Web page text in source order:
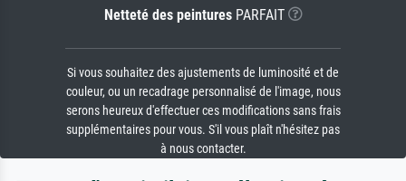
Netteté des peinturesPARFAIT
Si vous souhaitez des ajustements de luminosité et de
couleur, ou un recadrage personnalisé de l'image, nous
serons heureux d'effectuer ces modifications sans frais
supplémentaires pour vous. S'il vous plaît n'hésitez pas
à nous contacter.